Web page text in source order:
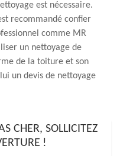
est nécessaire.
recommandé confier
comme MR
un nettoyage de
de la toiture et son
un devis de nettoyage
CHER, SOLLICITEZ
!